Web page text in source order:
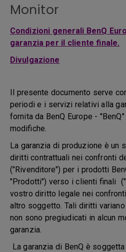
Monitor
Condizioni generali BenQ
garanzia per il cliente finale.
Divulgazione
Il presente documento serve
periodi e i servizi relativi alla
fornita da BenQ Europe -
modifiche.
La garanzia di produzione è un
diritti contrattuali nei confronti
("Rivenditore") per i prodotti
"Prodotti") verso i clienti finali
vostro diritto legale nei
altro soggetto. Tali diritti
non sono pregiudicati in alcun
garanzia.
La garanzia di BenQ è